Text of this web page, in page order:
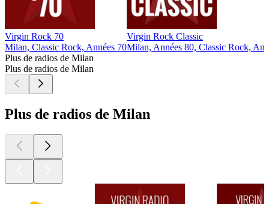
Virgin Rock 70
Milan, Classic Rock, Années 70
Virgin Rock Classic
Milan, Années 80, Classic Rock,
Plus de radios de Milan
Plus de radios de Milan
Plus de radios de Milan